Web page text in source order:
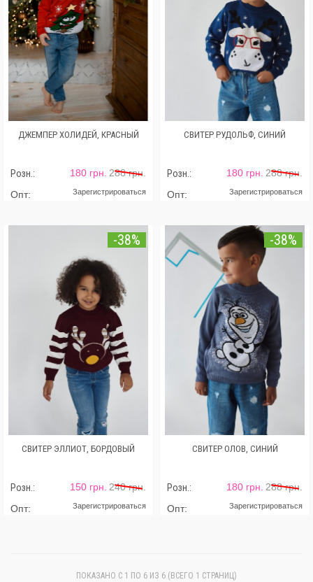
ДЖЕМПЕР ХОЛИДЕЙ, КРАСНЫЙ
Розн.: 180 грн. 288 грн.
Опт:
Зарегистрироваться
СВИТЕР РУДОЛЬФ, СИНИЙ
Розн.: 180 грн. 288 грн.
Опт:
Зарегистрироваться
-38%
СВИТЕР ЭЛЛИОТ, БОРДОВЫЙ
Розн.: 150 грн. 240 грн.
Опт:
Зарегистрироваться
-38%
СВИТЕР ОЛОВ, СИНИЙ
Розн.: 180 грн. 288 грн.
Опт:
Зарегистрироваться
ПОКАЗАНО С 1 ПО 6 ИЗ 6 (ВСЕГО 1 СТРАНИЦ)